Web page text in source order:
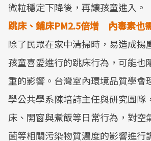
微粒穩定下降後，再讓孩童進入。
跳床、鋪床PM2.5倍增 內毒素也
除了民眾在家中清掃時，易造成揚
孩童喜愛進行的跳床行為，可能也
重的影響。台灣室內環境品質學會
學公共學系陳培詩主任與研究團隊
床、開窗與煮飯等日常行為，對空
菌等相關污染物質濃度的影響進行